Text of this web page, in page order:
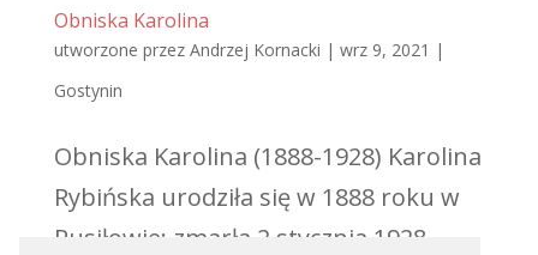
Obniska Karolina
utworzone przez Andrzej Kornacki | wrz 9, 2021 |
Gostynin
Obniska Karolina (1888-1928) Karolina
Rybińska urodziła się w 1888 roku w
Rusiłowie; zmarła 2 stycznia 1928